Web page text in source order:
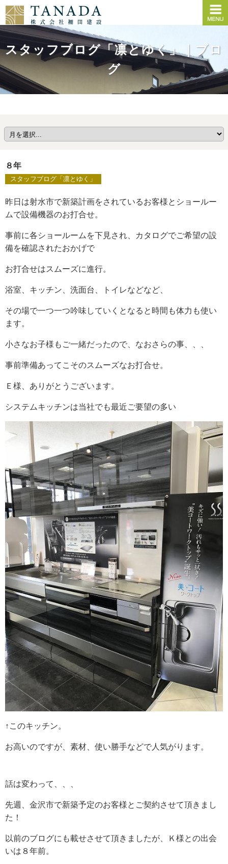
スタッフブログ「凛とゆく」｜ブロ
グ
８年
スタッフブログ「凛とゆく」
昨日は射水市で新築計画をされているお客様とショールー
ムで設備機器のお打合せ。
事前に各ショールームを下見され、カタログでご希望の設
備を確認されたおかげで
お打合せはスムーズに進行。
浴室、キッチン、洗面台、トイレなどなど、
その場で一つ一つ吟味していくとなると時間も体力も使い
ます。
小さなお子様もご一緒だったので、なおさらの事、、、
事前準備あってこそのスムーズなお打合せ。
Ｅ様、ありがとうございます。
システムキッチンは当社でも最近ご要望の多い
↑このキッチン。
お高いのですが、素材、使い勝手などで人気がります。
話は変わって、、、
先週、金沢市で新築予定のお客様とご契約させて頂きまし
た！
以前のブログにも載せさせて頂きましたが、Ｋ様との出会
いは８年前。